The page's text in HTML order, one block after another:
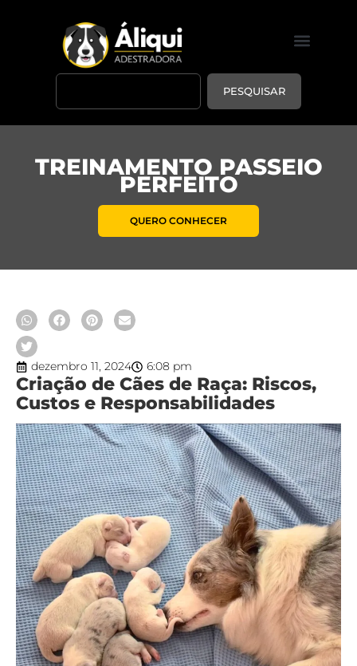
PESQUISAR
TREINAMENTO PASSEIO
PERFEITO
QUERO CONHECER
dezembro 11, 2024 6:08 pm
Criação de Cães de Raça: Riscos,
Custos e Responsabilidades